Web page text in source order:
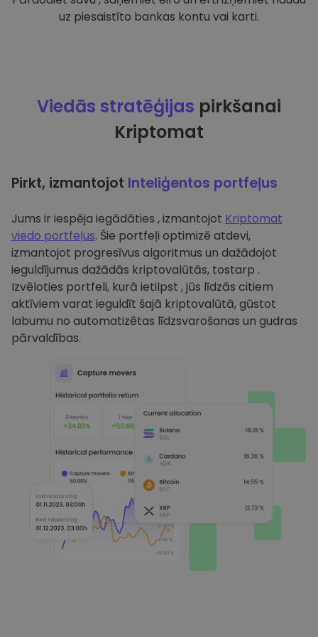
uz piesaistīto bankas kontu vai karti.
Viedās stratēģijas pirkšanai
Kriptomat
Pirkt, izmantojot Inteliģentos portfeļus
Jums ir iespēja iegādāties , izmantojot Kriptomat
viedo portfeļus. Šie portfeļi optimizē atdevi,
izmantojot progresīvus algoritmus un dažādojot
ieguldījumus dažādās kriptovalūtās, tostarp .
Izvēloties portfeli, kurā ietilpst , jūs līdzās citiem
aktīviem varat ieguldīt šajā kriptovalūtā, gūstot
labumu no automatizētas līdzsvarošanas un gudras
pārvaldības.